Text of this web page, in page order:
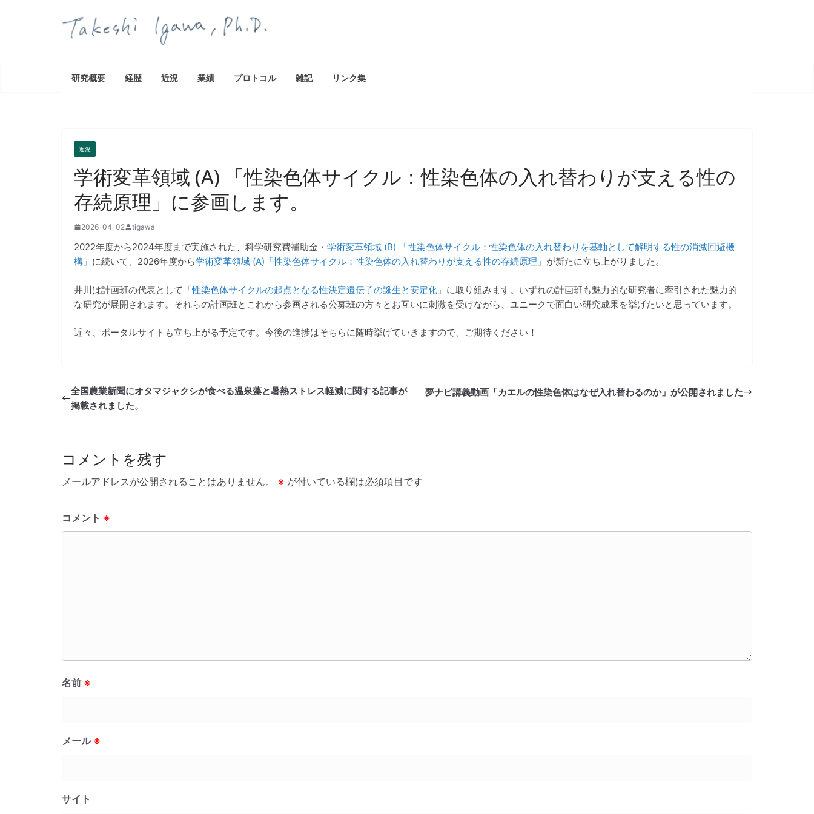
研究概要 経歴 近況 業績 プロトコル 雑記 リンク集
近況
学術変革領域 (A) 「性染色体サイクル：性染色体の入れ替わりが支える性の
存続原理」に参画します。
2026-04-02 tigawa
2022年度から2024年度まで実施された、科学研究費補助金・ 学術変革領域 (B) 「性染色体サイクル：性染色体の入れ替わりを基軸として解明する性の消滅回避機
構」 に続いて、2026年度から学術変革領域 (A)「性染色体サイクル：性染色体の入れ替わりが支える性の存続原理」 が新たに立ち上がりました。
井川は計画班の代表として 「性染色体サイクルの起点となる性決定遺伝子の誕生と安定化」 に取り組みます。いずれの計画班も魅力的な研究者に牽引された魅力的
な研究が展開されます。それらの計画班とこれから参画される公募班の方々とお互いに刺激を受けながら、ユニークで面白い研究成果を挙げたいと思っています。
近々、ポータルサイトも立ち上がる予定です。今後の進捗はそちらに随時挙げていきますので、ご期待ください！
全国農業新聞にオタマジャクシが食べる温泉藻と暑熱ストレス軽減に関する記事が
掲載されました。
夢ナビ講義動画「カエルの性染色体はなぜ入れ替わるのか」が公開されました
コメントを残す
メールアドレスが公開されることはありません。 ※ が付いている欄は必須項目です
コメント ※
名前 ※
メール ※
サイト